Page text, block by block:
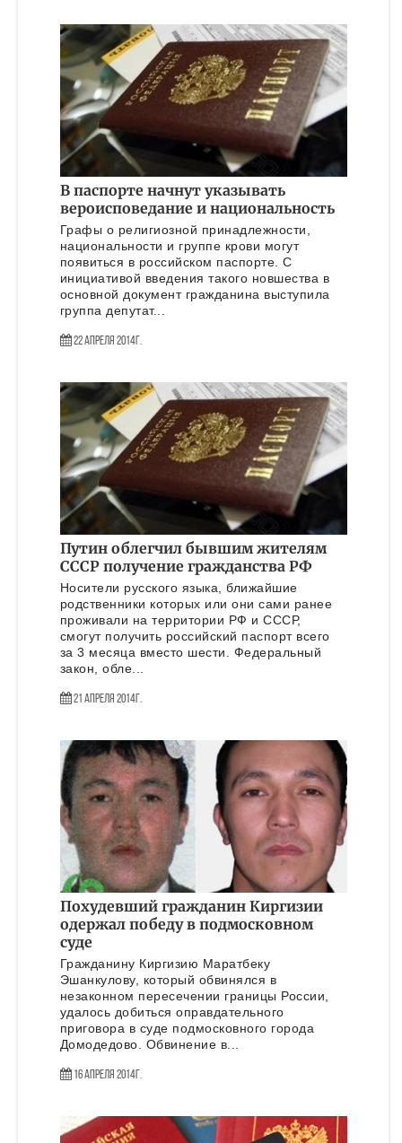
В паспорте начнут указывать
вероисповедание и национальность
Графы о религиозной принадлежности,
национальности и группе крови могут
появиться в российском паспорте. С
инициативой введения такого новшества в
основной документ гражданина выступила
группа депутат...
22 Апреля 2014г.
Путин облегчил бывшим жителям
СССР получение гражданства РФ
Носители русского языка, ближайшие
родственники которых или они сами ранее
проживали на территории РФ и СССР,
смогут получить российский паспорт всего
за 3 месяца вместо шести. Федеральный
закон, обле...
21 Апреля 2014г.
Похудевший гражданин Киргизии
одержал победу в подмосковном
суде
Гражданину Киргизию Маратбеку
Эшанкулову, который обвинялся в
незаконном пересечении границы России,
удалось добиться оправдательного
приговора в суде подмосковного города
Домодедово. Обвинение в...
16 Апреля 2014г.